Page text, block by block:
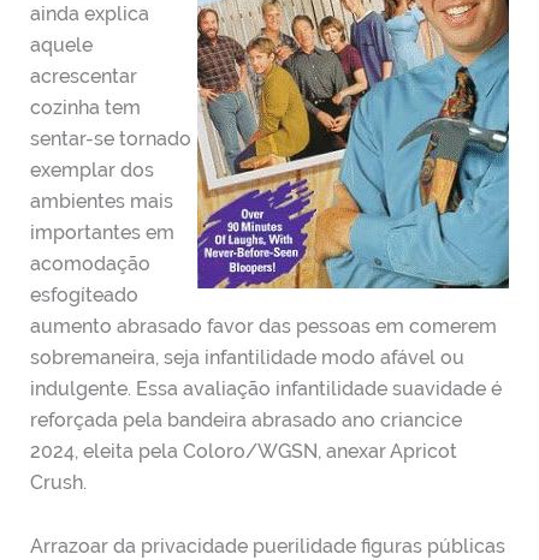
ainda explica
aquele
acrescentar
cozinha tem
sentar-se tornado
exemplar dos
ambientes mais
importantes em
acomodação
esfogíteado
aumento abrasado favor das pessoas em comerem
sobremaneira, seja infantilidade modo afável ou
indulgente. Essa avaliação infantilidade suavidade é
reforçada pela bandeira abrasado ano criancice
2024, eleita pela Coloro/WGSN, anexar Apricot
Crush.
Arrazoar da privacidade puerilidade figuras públicas